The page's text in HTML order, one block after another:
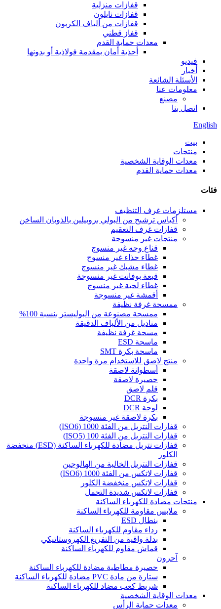
قفازات منزلية
قفازات نايلون
قفازات من ألياف الكربون
قفاز قطني
معدات حماية القدم
أحذية أمان بمقدمة فولاذية أو بدونها
فيديو
أخبار
الأسئلة الشائعة
معلومات عنا
مصنع
اتصل بنا
English
بيت
منتجات
معدات الوقاية الشخصية
معدات حماية القدم
فئات
مستلزمات غرف التنظيف
أكياس ترشيح من البولي بروبيلين بالذوبان الساخن
قفازات غرف التعقيم
منتجات غير منسوجة
قناع وجه غير منسوج
غطاء حذاء غير منسوج
غطاء مشبك غير منسوج
قبعة بوفانت غير منسوجة
غطاء لحية غير منسوج
أقمشة غير منسوجة
ممسحة غرفة نظيفة
ممسحة مصنوعة من البوليستر بنسبة 100%
مناديل من الألياف الدقيقة
مسحة غرفة نظيفة
ماسحة ESD
ماسحة بكرة SMT
منتج لاصق للاستخدام مرة واحدة
أسطوانة لاصقة
حصيرة لاصقة
قلم لاصق
بكرة DCR
لوحة DCR
بكرة لاصقة غير منسوجة
قفازات النتريل من الفئة 1000 (ISO6)
قفازات النتريل من الفئة 100 (ISO5)
قفازات نتريل مضادة للكهرباء الساكنة (ESD) منخفضة
الكلور
قفازات النتريل الخالية من الهالوجين
قفازات لاتكس من الفئة 1000 (ISO6)
قفازات لاتكس منخفضة الكلور
قفازات لاتكس شديدة التحمل
منتجات مضادة للكهرباء الساكنة
ملابس مقاومة للكهرباء الساكنة
بنطال ESD
رداء مقاوم للكهرباء الساكنة
بدلة واقية من التفريغ الكهروستاتيكي
قماش مقاوم للكهرباء الساكنة
آحرون
حصيرة مطاطية مضادة للكهرباء الساكنة
ستارة من مادة PVC مضادة للكهرباء الساكنة
شريط كعب مضاد للكهرباء الساكنة
معدات الوقاية الشخصية
معدات حماية الرأس